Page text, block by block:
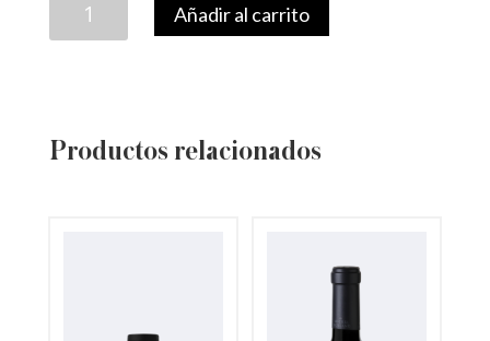
Giulia
Añadir al carrito
Productos relacionados